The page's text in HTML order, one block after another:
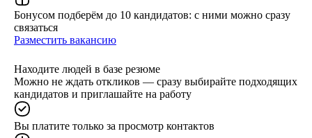
Бонусом подберём до 10 кандидатов: с ними можно сразу
связаться
Разместить вакансию
Находите людей в базе резюме
Можно не ждать откликов — сразу выбирайте подходящих
кандидатов и приглашайте на работу
Вы платите только за просмотр контактов